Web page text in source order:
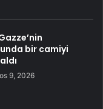
bir camiyi
9, 2026